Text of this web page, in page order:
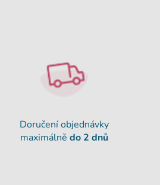
Doručení objednávky
maximálnědo 2 dnů